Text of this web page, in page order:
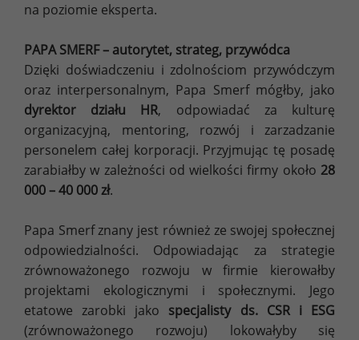
na poziomie eksperta.
PAPA SMERF – autorytet, strateg, przywódca
Dzięki doświadczeniu i zdolnościom przywódczym
oraz interpersonalnym, Papa Smerf mógłby, jako
dyrektor działu HR, odpowiadać za kulturę
organizacyjną, mentoring, rozwój i zarzadzanie
personelem całej korporacji. Przyjmując tę posadę
zarabiałby w zależności od wielkości firmy około 28
000 – 40 000 zł.
Papa Smerf znany jest również ze swojej społecznej
odpowiedzialności. Odpowiadając za strategie
zrównoważonego rozwoju w firmie kierowałby
projektami ekologicznymi i społecznymi. Jego
etatowe zarobki jako specjalisty ds. CSR i ESG
(zrównoważonego rozwoju) lokowałyby się